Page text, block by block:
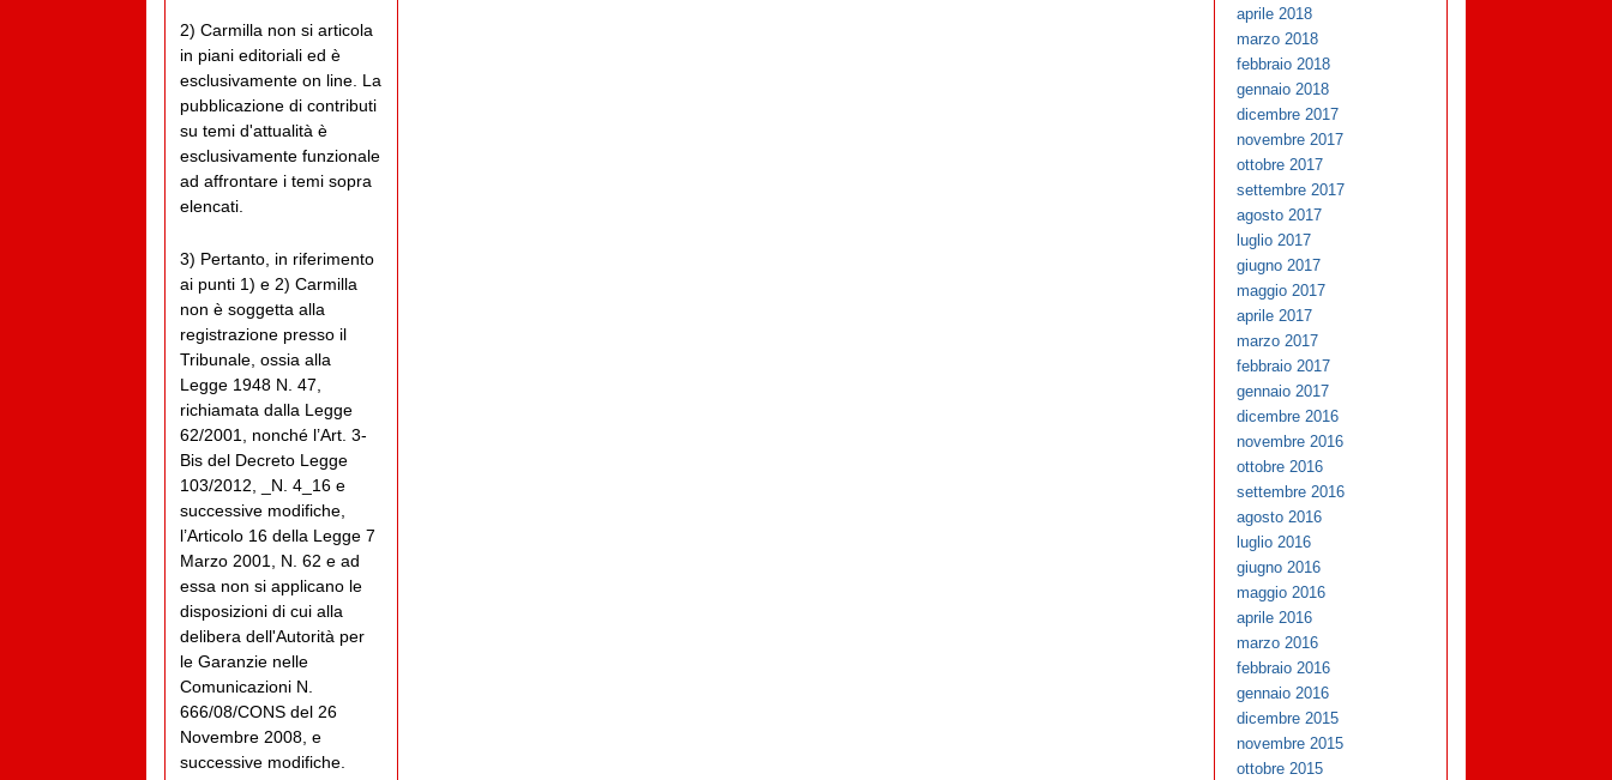
2) Carmilla non si articola
in piani editoriali ed è
esclusivamente on line. La
pubblicazione di contributi
su temi d'attualità è
esclusivamente funzionale
ad affrontare i temi sopra
elencati.
3) Pertanto, in riferimento
ai punti 1) e 2) Carmilla
non è soggetta alla
registrazione presso il
Tribunale, ossia alla
Legge 1948 N. 47,
richiamata dalla Legge
62/2001, nonché l’Art. 3-
Bis del Decreto Legge
103/2012, _N. 4_16 e
successive modifiche,
l’Articolo 16 della Legge 7
Marzo 2001, N. 62 e ad
essa non si applicano le
disposizioni di cui alla
delibera dell'Autorità per
le Garanzie nelle
Comunicazioni N.
666/08/CONS del 26
Novembre 2008, e
successive modifiche.
aprile 2018
marzo 2018
febbraio 2018
gennaio 2018
dicembre 2017
novembre 2017
ottobre 2017
settembre 2017
agosto 2017
luglio 2017
giugno 2017
maggio 2017
aprile 2017
marzo 2017
febbraio 2017
gennaio 2017
dicembre 2016
novembre 2016
ottobre 2016
settembre 2016
agosto 2016
luglio 2016
giugno 2016
maggio 2016
aprile 2016
marzo 2016
febbraio 2016
gennaio 2016
dicembre 2015
novembre 2015
ottobre 2015